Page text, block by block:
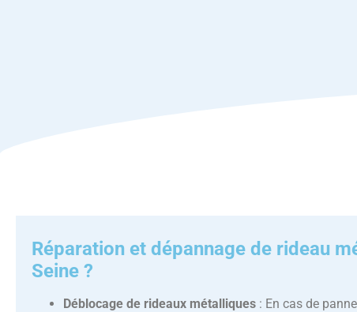
Réparation et dépannage de rideau
Seine ?
Déblocage de rideaux métalliques : En cas de